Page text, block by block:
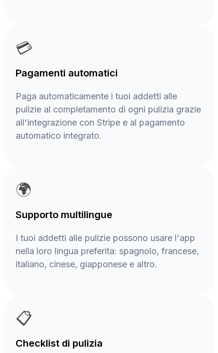
💳
Pagamenti automatici
Paga automaticamente i tuoi addetti alle
pulizie al completamento di ogni pulizia grazie
all'integrazione con Stripe e al pagamento
automatico integrato.
🌍
Supporto multilingue
I tuoi addetti alle pulizie possono usare l'app
nella loro lingua preferita: spagnolo, francese,
italiano, cinese, giapponese e altro.
📋
Checklist di pulizia